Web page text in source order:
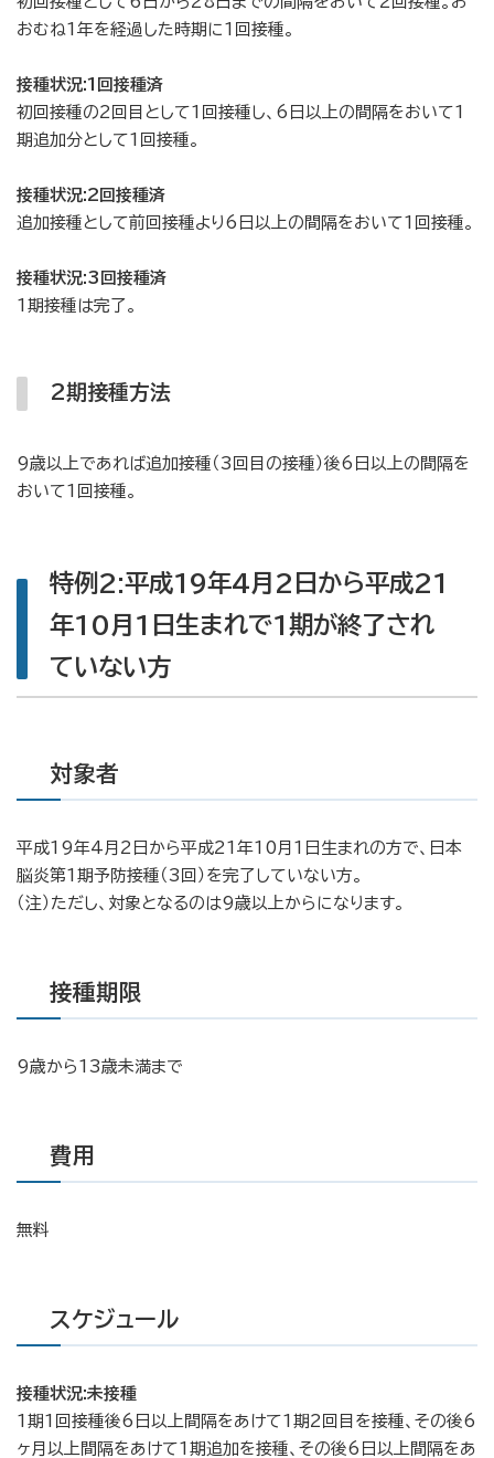
おむね1年を経過した時期に1回接種。
接種状況:1回接種済
初回接種の2回目として1回接種し、6日以上の間隔をおいて1
期追加分として1回接種。
接種状況:2回接種済
追加接種として前回接種より6日以上の間隔をおいて1回接種。
接種状況:3回接種済
1期接種は完了。
2期接種方法
9歳以上であれば追加接種（3回目の接種）後6日以上の間隔を
おいて1回接種。
特例2:平成19年4月2日から平成21
年10月1日生まれで1期が終了され
ていない方
対象者
平成19年4月2日から平成21年10月1日生まれの方で、日本
脳炎第1期予防接種（3回）を完了していない方。
（注） ただし、対象となるのは9歳以上からになります。
接種期限
9歳から13歳未満まで
費用
無料
スケジュール
接種状況:未接種
1期1回接種後6日以上間隔をあけて1期2回目を接種、その後6
ヶ月以上間隔をあけて1期追加を接種、その後6日以上間隔をあ